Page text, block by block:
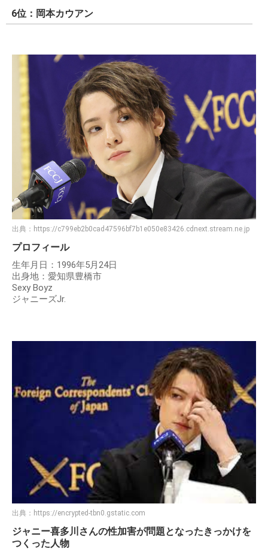
6位：岡本カウアン
出典： https://c799eb2b0cad47596bf7b1e050e83426.cdnext.stream.ne.jp
プロフィール
生年月日：1996年5月24日
出身地：愛知県豊橋市
Sexy Boyz
ジャニーズJr.
出典： https://encrypted-tbn0.gstatic.com
ジャニー喜多川さんの性加害が問題となったきっかけを
つくった人物